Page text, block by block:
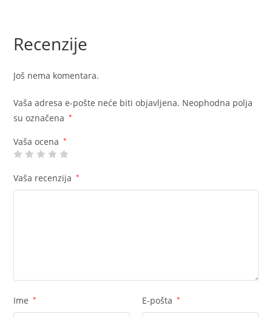
Recenzije
Još nema komentara.
Vaša adresa e-pošte neće biti objavljena. Neophodna polja
su označena
*
Vaša ocena *
Vaša recenzija *
Ime * E-pošta *